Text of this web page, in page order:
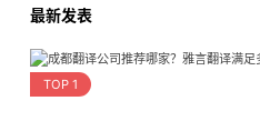
最新发表
TOP 1